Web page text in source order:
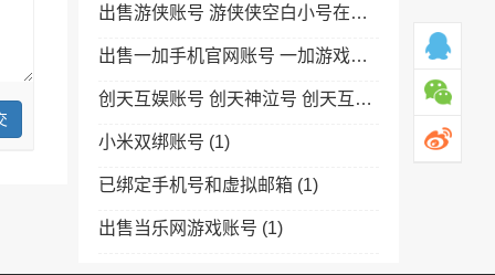
出售游侠账号 游侠侠空白小号在线购买 游戏专用 推广首选
出售一加手机官网账号 一加游戏全新空白小号在线购买 OnePlus推广小号
创天互娱账号 创天神泣号 创天互娱旗下游戏通用空白账号在线购买
小米双绑账号 (1)
已绑定手机号和虚拟邮箱 (1)
出售当乐网游戏账号 (1)